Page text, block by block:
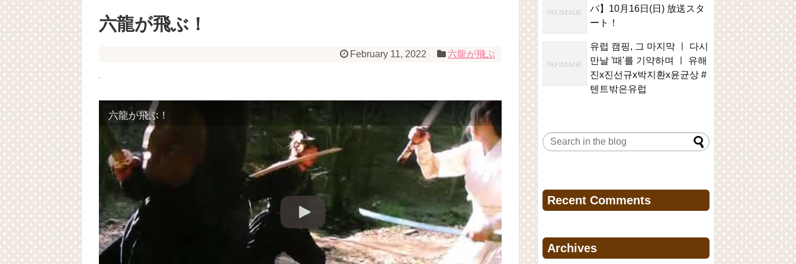
六龍が飛ぶ！
February 11, 2022 六龍が飛ぶ
六龍が飛ぶ！
パ】10月16日(日) 放送スタ
ート！
유럽 캠핑, 그 마지막 ㅣ 다시
만날 '때'를 기약하며 ㅣ 유해
진x진선규x박지환x윤균상 #
텐트밖은유럽
Recent Comments
Archives